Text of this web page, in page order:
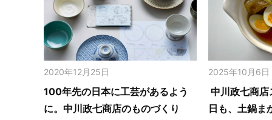
2020年12月25日
100年先の日本に工芸があるよう
に。中川政七商店のものづくり
2025年10月6日
中川政七商
日も、土鍋ま